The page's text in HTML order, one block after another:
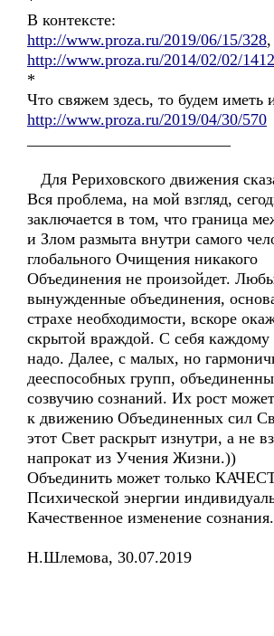
В контексте:
http://www.proza.ru/2019/06/15/328,
http://www.proza.ru/2014/02/02/1412
*
Что свяжем здесь, то будем
http://www.proza.ru/2019/04/30/570
Для Рериховского движения
Вся проблема, на мой взгляд,
заключается в том, что граница
и Злом размыта внутри самого
глобального Очищения никакого
Объединения не произойдет.
вынужденные объединения,
страхе необходимости, вскоре
скрытой враждой. С себя каждому
надо. Далее, с малых, но
дееспособных групп,
созвучию сознаний. Их рост
к движению Объединенных сил
этот Свет раскрыт изнутри, а не
напрокат из Учения Жизни.))
Объединить может только
Психической энергии
Качественное изменение сознания.
Н.Шлемова, 30.07.2019